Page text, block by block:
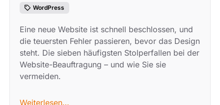
WordPress
Eine neue Website ist schnell beschlossen, und
die teuersten Fehler passieren, bevor das Design
steht. Die sieben häufigsten Stolperfallen bei der
Website-Beauftragung – und wie Sie sie
vermeiden.
Weiterlesen…